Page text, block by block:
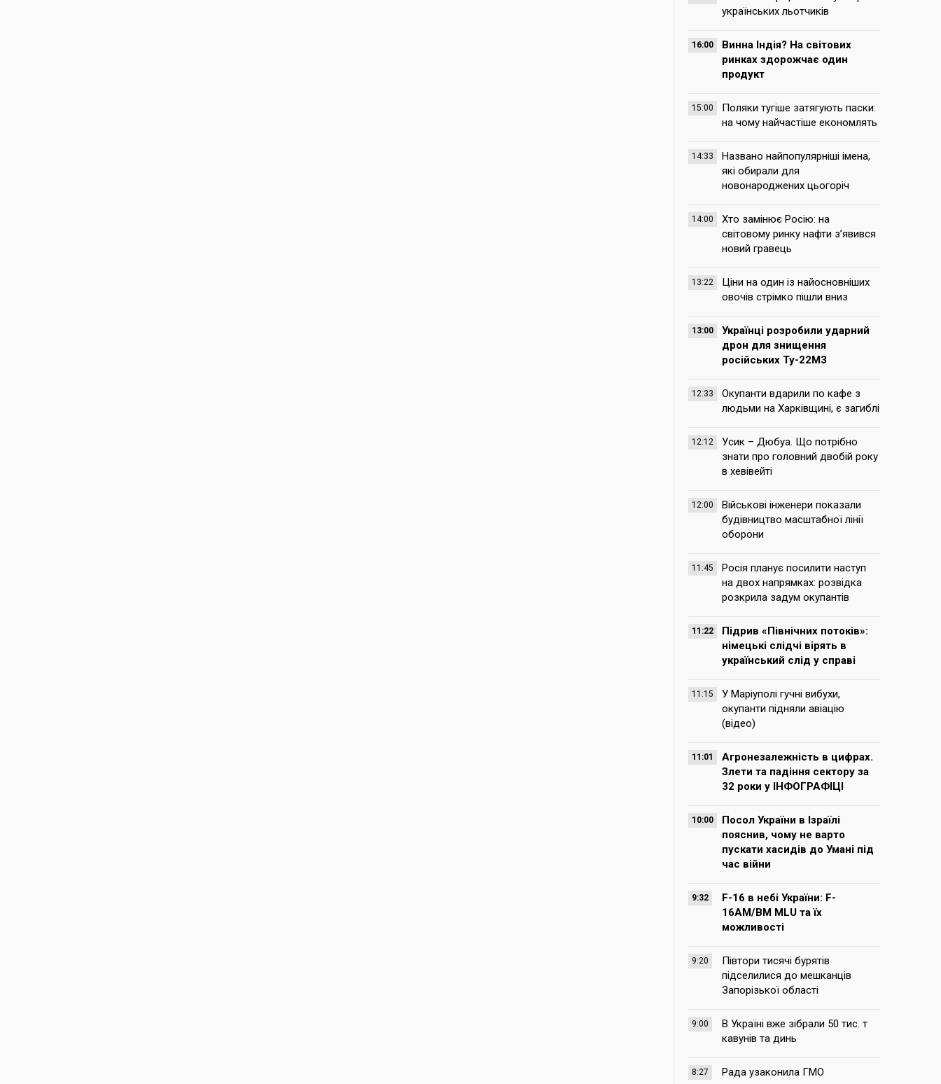
українських льотчиків
16:00
Винна Індія? На світових
ринках здорожчає один
продукт
15:00
Поляки тугіше затягують паски:
на чому найчастіше економлять
14:33
Названо найпопулярніші імена,
які обирали для
новонароджених цьогоріч
14:00
Хто замінює Росію: на
світовому ринку нафти з’явився
новий гравець
13:22
Ціни на один із найосновніших
овочів стрімко пішли вниз
13:00
Українці розробили ударний
дрон для знищення
російських Ту-22М3
12:33
Окупанти вдарили по кафе з
людьми на Харківщині, є загиблі
12:12
Усик – Дюбуа. Що потрібно
знати про головний двобій року
в хевівейті
12:00
Військові інженери показали
будівництво масштабної лінії
оборони
11:45
Росія планує посилити наступ
на двох напрямках: розвідка
розкрила задум окупантів
11:22
Підрив «Північних потоків»:
німецькі слідчі вірять в
український слід у справі
11:15
У Маріуполі гучні вибухи,
окупанти підняли авіацію
(відео)
11:01
Агронезалежність в цифрах.
Злети та падіння сектору за
32 роки у ІНФОГРАФІЦІ
10:00
Посол України в Ізраїлі
пояснив, чому не варто
пускати хасидів до Умані під
час війни
9:32
F-16 в небі України: F-
16AM/BM MLU та їх
можливості
9:20
Півтори тисячі бурятів
підселилися до мешканців
Запорізької області
9:00
В Україні вже зібрали 50 тис. т
кавунів та динь
8:27 Рада узаконила ГМО